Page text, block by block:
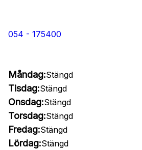
054 - 175400
Måndag:Stängd
Tisdag:Stängd
Onsdag:Stängd
Torsdag:Stängd
Fredag:Stängd
Lördag:Stängd